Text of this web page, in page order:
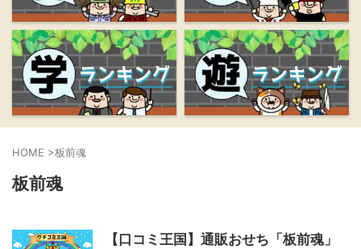
HOME >板前魂
板前魂
【口コミ王国】通販おせち「板前魂」